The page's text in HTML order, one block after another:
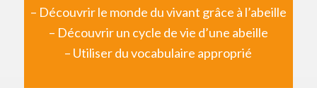
– Découvrir le monde du vivant grâce à l’abeille
– Découvrir un cycle de vie d’une abeille
– Utiliser du vocabulaire approprié